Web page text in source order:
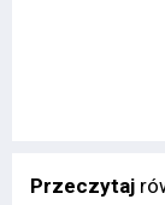
Przeczytaj